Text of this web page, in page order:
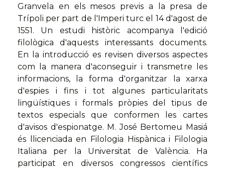
Granvela en els mesos previs a la presa de
Trípoli per part de l'Imperi turc el 14 d'agost de
1551. Un estudi històric acompanya l'edició
filològica d'aquests interessants documents.
En la introducció es revisen diversos aspectes
com la manera d'aconseguir i transmetre les
informacions, la forma d'organitzar la xarxa
d'espies i fins i tot algunes particularitats
lingüístiques i formals pròpies del tipus de
textos especials que conformen les cartes
d'avisos d'espionatge. M. José Bertomeu Masiá
és llicenciada en Filologia Hispànica i Filologia
Italiana per la Universitat de València. Ha
participat en diversos congressos científics